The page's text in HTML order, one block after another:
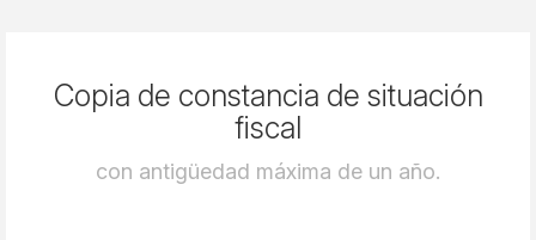
Copia de constancia de situación
fiscal
con antigüedad máxima de un año.